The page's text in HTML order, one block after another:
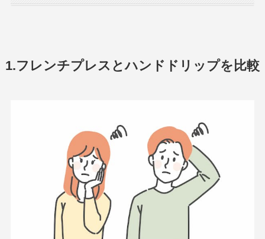
1.フレンチプレスとハンドドリップを比較